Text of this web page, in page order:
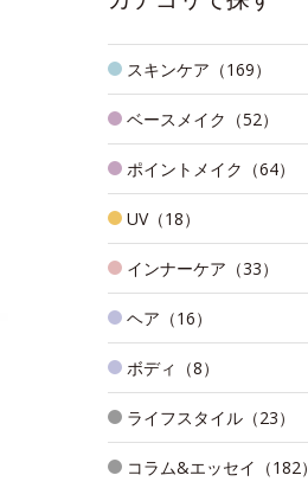
スキンケア（169）
ベースメイク（52）
ポイントメイク（64）
UV（18）
インナーケア（33）
ヘア（16）
ボディ（8）
ライフスタイル（23）
コラム&エッセイ（182）